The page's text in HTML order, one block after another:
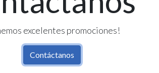
excelentes promociones!
Contáctanos